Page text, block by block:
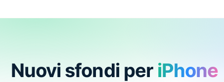
Nuovi sfondi per iPhone